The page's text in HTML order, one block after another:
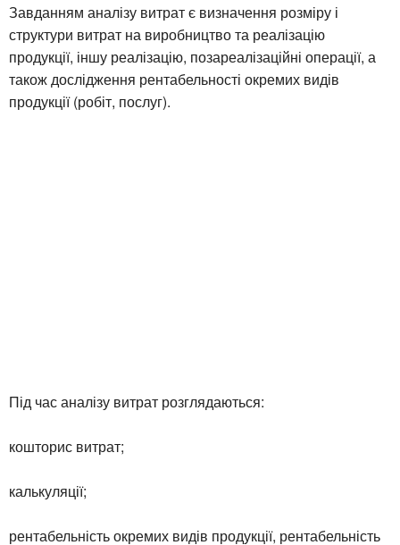
Завданням аналізу витрат є визначення розміру і
структури витрат на виробництво та реалізацію
продукції, іншу реалізацію, позареалізаційні операції, а
також дослідження рентабельності окремих видів
продукції (робіт, послуг).
Під час аналізу витрат розглядаються:
кошторис витрат;
калькуляції;
рентабельність окремих видів продукції, рентабельність